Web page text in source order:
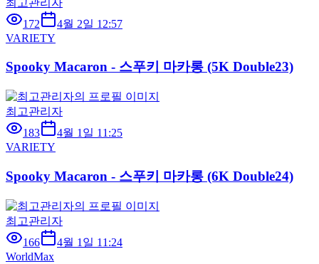
172
4월 2일 12:57
VARIETY
Spooky Macaron - 스푸키 마카롱 (5K Double23)
최고관리자
183
4월 1일 11:25
VARIETY
Spooky Macaron - 스푸키 마카롱 (6K Double24)
최고관리자
166
4월 1일 11:24
WorldMax